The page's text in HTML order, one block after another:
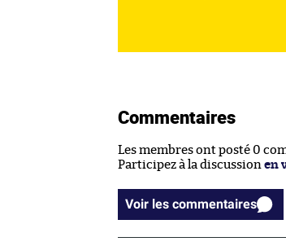
Commentaires
Les membres ont posté 0
Participez à la discussion en
Voir les commentaires